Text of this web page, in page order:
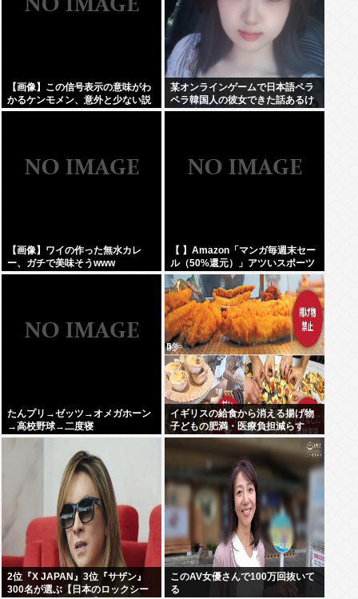
【画像】この信号表示の意味がわ
かるケンモメン、意外と少ない説
某オンラインゲームで日本語ペラ
ペラ韓国人の彼女できた話あるけ
ど興味ある？
【画像】ワイの作った無水カレ
ー、ガチで美味そうwww
【 】Amazon「マンガ毎週末セー
ル（50%還元）」アツいスポーツ
マンガ祭り最終日到来！！！
たんプリ→ゼッツ→オメガホーン
→高校野球→二度寝
イギリスの給食から消える揚げ物
子どもの肥満・医療負担減らす
2位『X JAPAN』3位『サザン』
300名が選ぶ【日本のロックシー
このAV女優さんで100万回抜いて
る